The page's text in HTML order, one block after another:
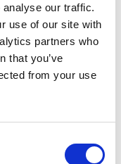
our traffic.
use of our site with
partners who
that you’ve
from your use
samt
ved træk og
i høj kvalitet.
stål.